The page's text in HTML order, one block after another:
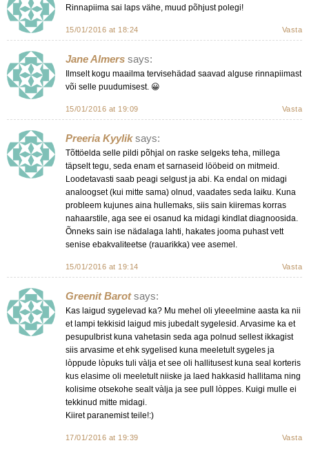
Rinnapiima sai laps vähe, muud põhjust polegi!
15/01/2016 at 18:24 Vasta
Jane Almers says:
Ilmselt kogu maailma tervisehädad saavad alguse rinnapiimast
või selle puudumisest. 😀
15/01/2016 at 19:09 Vasta
Preeria Kyylik says:
Tõttöelda selle pildi põhjal on raske selgeks teha, millega
täpselt tegu, seda enam et sarnaseid lööbeid on mitmeid.
Loodetavasti saab peagi selgust ja abi. Ka endal on midagi
analoogset (kui mitte sama) olnud, vaadates seda laiku. Kuna
probleem kujunes aina hullemaks, siis sain kiiremas korras
nahaarstile, aga see ei osanud ka midagi kindlat diagnoosida.
Õnneks sain ise nädalaga lahti, hakates jooma puhast vett
senise ebakvaliteetse (rauarikka) vee asemel.
15/01/2016 at 19:14 Vasta
Greenit Barot says:
Kas laigud sygelevad ka? Mu mehel oli yleeelmine aasta ka nii
et lampi tekkisid laigud mis jubedalt sygelesid. Arvasime ka et
pesupulbrist kuna vahetasin seda aga polnud sellest ikkagist
siis arvasime et ehk sygelised kuna meeletult sygeles ja
lòppude lòpuks tuli vàlja et see oli hallitusest kuna seal korteris
kus elasime oli meeletult niiske ja laed hakkasid hallitama ning
kolisime otsekohe sealt vàlja ja see pull lòppes. Kuigi mulle ei
tekkinud mitte midagi.
Kiiret paranemist teile!:)
17/01/2016 at 19:39 Vasta